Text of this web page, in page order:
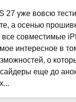
27 уже вовсю
а осенью
все совместимые
интересное в
о
еще до